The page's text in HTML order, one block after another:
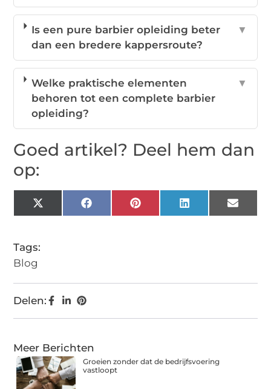
Is een pure barbier opleiding beter
dan een bredere kappersroute?
▼
Welke praktische elementen
behoren tot een complete barbier
opleiding?
▼
Goed artikel? Deel hem dan
op:
X
(Twitter)
FacebookPinterestLinkedIn Email
Tags:
Blog
Delen:
Meer Berichten
Groeien zonder dat de bedrijfsvoering
vastloopt